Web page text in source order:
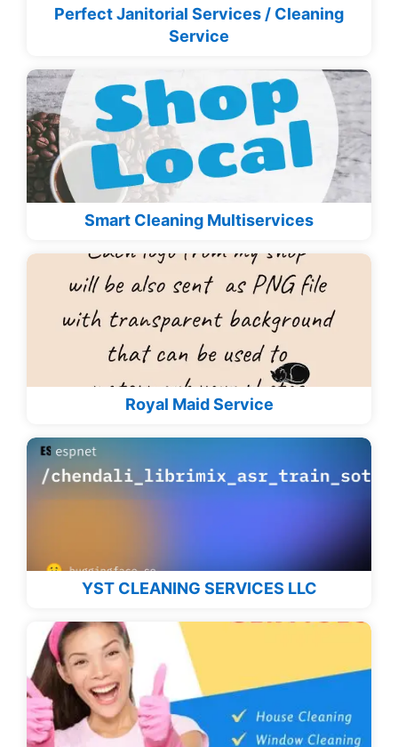
Perfect Janitorial Services / Cleaning
Service
Smart Cleaning Multiservices
Royal Maid Service
YST CLEANING SERVICES LLC